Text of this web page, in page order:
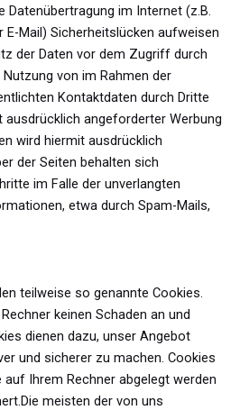
Datenübertragung im Internet (z.B.
E-Mail) Sicherheitslücken aufweisen
der Daten vor dem Zugriff durch
Nutzung von im Rahmen der
Kontaktdaten durch Dritte
ausdrücklich angeforderter Werbung
wird hiermit ausdrücklich
der Seiten behalten sich
im Falle der unverlangten
etwa durch Spam-Mails,
teilweise so genannte Cookies.
keinen Schaden an und
dienen dazu, unser Angebot
und sicherer zu machen. Cookies
auf Ihrem Rechner abgelegt werden
Die meisten der von uns